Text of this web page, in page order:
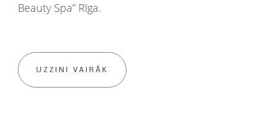
Beauty Spa” Rīga.
UZZINI VAIRĀK